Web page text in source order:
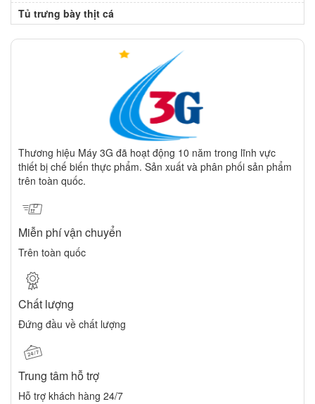
Tủ trưng bày thịt cá
Thương hiệu Máy 3G đã hoạt động 10 năm trong lĩnh vực
thiết bị chế biến thực phẩm. Sản xuất và phân phối sản phẩm
trên toàn quốc.
Miễn phí vận chuyển
Trên toàn quốc
Chất lượng
Đứng đầu về chất lượng
Trung tâm hỗ trợ
Hỗ trợ khách hàng 24/7